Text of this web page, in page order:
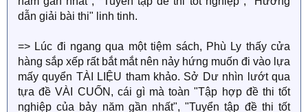
dẫn giải bài thi" linh tinh.
=> Lúc đi ngang qua một tiệm sách, Phù Ly thấy cửa
hàng sắp xếp rất bắt mắt nên nảy hứng muốn đi vào lựa
mấy quyển TÀI LIỆU tham khảo. Sở Dư nhìn lướt qua
tựa đề VÀI CUỐN, cái gì mà toàn "Tập hợp đề thi tốt
nghiệp của bảy năm gần nhất", "Tuyển tập đề thi tốt